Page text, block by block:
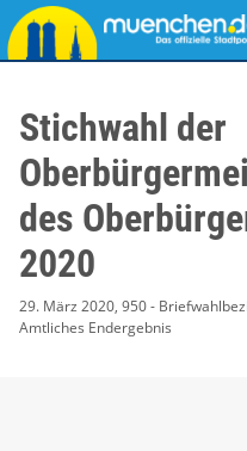
Stichwahl der
des
2020
29. März 2020, 950 -
Amtliches Endergebnis